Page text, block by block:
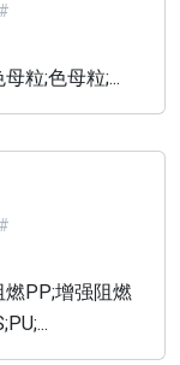
粒;色母粒;...
燃PP;增强阻燃